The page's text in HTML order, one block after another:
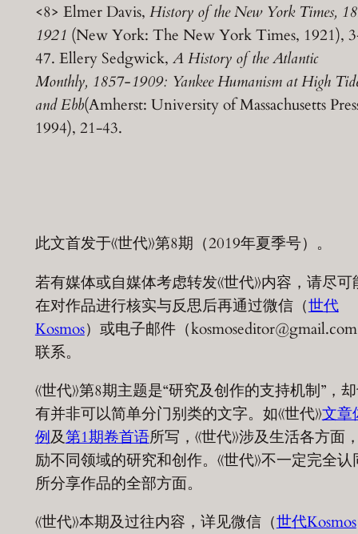
<8> Elmer Davis, History of the New York Times,
1921 (New York: The New York Times, 1921),
47. Ellery Sedgwick, A History of the Atlantic
Monthly, 1857-1909: Yankee Humanism at High
and Ebb(Amherst: University of Massachusetts
1994), 21-43.
此文首发于《世代》第8期（2019年夏季号）。
若有媒体或自媒体考虑转发《世代》内容，请尽可
在对作品进行核实与反思后再通过微信（世代
Kosmos）或电子邮件（
联系。
《世代》第8期主题是“研究及创作的支持机制”，
有并非可以简单分门别类的文字。如《世代》文章
例及第1期卷首语所写，《世代》涉及生活各方面
励不同领域的研究和创作。《世代》不一定完全认
所分享作品的全部方面。
《世代》本期及过往内容，详见微信（世代Kosmos